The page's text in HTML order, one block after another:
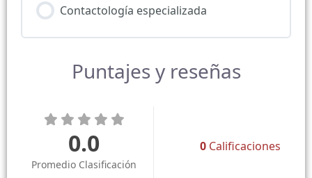
Contactología especializada
Puntajes y reseñas
0.0
Promedio Clasificación
0 Calificaciones